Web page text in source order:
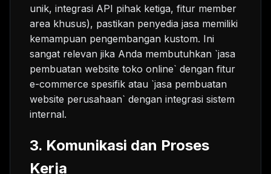
unik, integrasi API pihak ketiga, fitur member
area khusus), pastikan penyedia jasa memiliki
kemampuan pengembangan kustom. Ini
sangat relevan jika Anda membutuhkan `jasa
pembuatan website toko online` dengan fitur
e-commerce spesifik atau `jasa pembuatan
website perusahaan` dengan integrasi sistem
internal.
3. Komunikasi dan Proses
Kerja